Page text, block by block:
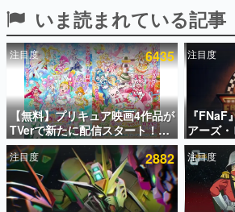
ピックアップ
電ファミのいま読まれている記事ランキン
アプリセール情報
インタビュー
連載・特集一覧
殿堂入り記事
いま読まれている記事
注目度 6435
【無料】プリキュア映画4作品が
TVerで新たに配信スタート！な
んと2018年～2024年の映画ほぼ
すべてが見放題に、ぶっちゃけ
ありえないラインナップ
注目度
『
アーズ
リカの
Dream
事だけ
没入型の
注目度 2882 注目度